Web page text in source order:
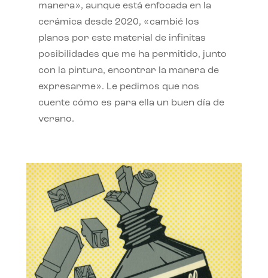
manera», aunque está enfocada en la
cerámica desde 2020, «cambié los
planos por este material de infinitas
posibilidades que me ha permitido, junto
con la pintura, encontrar la manera de
expresarme». Le pedimos que nos
cuente cómo es para ella un buen día de
verano.